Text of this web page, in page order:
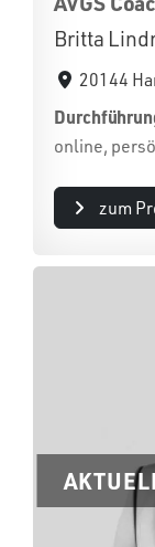
Britta
20144
online,
zum